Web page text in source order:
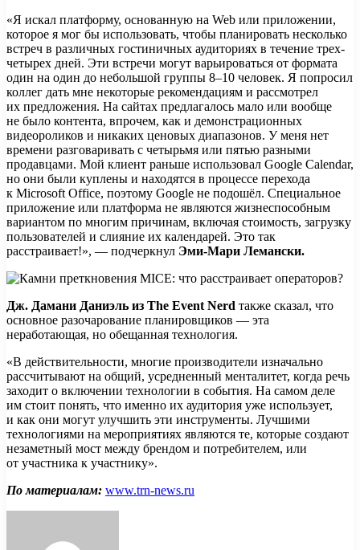
«Я искал платформу, основанную на Web или приложении,
которое я мог бы использовать, чтобы планировать несколько
встреч в различных гостиничных аудиториях в течение трех-
четырех дней. Эти встречи могут варьироваться от формата
один на один до небольшой группы 8–10 человек. Я попросил
коллег дать мне некоторые рекомендациям и рассмотрел
их предложения. На сайтах предлагалось мало или вообще
не было контента, впрочем, как и демонстрационных
видеороликов и никаких ценовых диапазонов. У меня нет
времени разговаривать с четырьмя или пятью разными
продавцами. Мой клиент раньше использовал Google Calendar,
но они были куплены и находятся в процессе перехода
к Microsoft Office, поэтому Google не подошёл. Специальное
приложение или платформа не являются жизнеспособным
вариантом по многим причинам, включая стоимость, загрузку
пользователей и слияние их календарей. Это так
расстраивает!», — подчеркнул Эми-Мари Лемански.
Дж. Дамани Даниэль из The Event Nerd также сказал, что
основное разочарование планировщиков — эта
неработающая, но обещанная технология.
«В действительности, многие производители изначально
рассчитывают на общий, усредненный менталитет, когда речь
заходит о включении технологии в события. На самом деле
им стоит понять, что именно их аудитория уже использует,
и как они могут улучшить эти инструменты. Лучшими
технологиями на мероприятиях являются те, которые создают
незаметный мост между брендом и потребителем, или
от участника к участнику».
По материалам: www.trn-news.ru